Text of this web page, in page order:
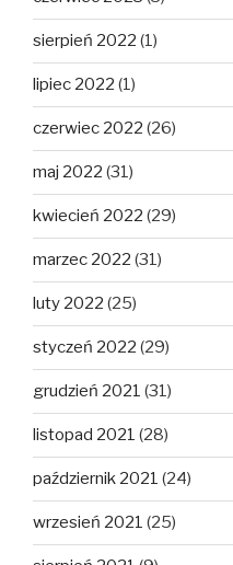
sierpień 2022 (1)
lipiec 2022 (1)
czerwiec 2022 (26)
maj 2022 (31)
kwiecień 2022 (29)
marzec 2022 (31)
luty 2022 (25)
styczeń 2022 (29)
grudzień 2021 (31)
listopad 2021 (28)
październik 2021 (24)
wrzesień 2021 (25)